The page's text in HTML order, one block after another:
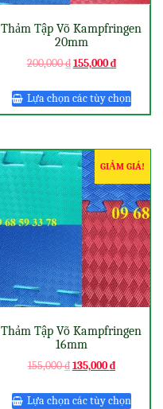
Thảm Tập Võ Kampfringen
20mm
200,000₫155,000₫
Lựa chọn các tùy chọn
GIẢM GIÁ!
Thảm Tập Võ Kampfringen
16mm
155,000₫135,000₫
Lựa chọn các tùy chọn